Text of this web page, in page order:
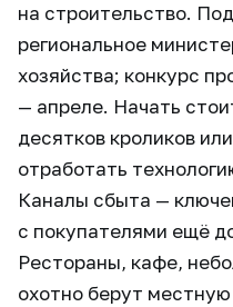
на строительство.
региональное
хозяйства; конкурс
— апреле. Начать
десятков кроликов
отработать
Каналы сбыта —
с покупателями ещё
Рестораны, кафе,
охотно берут